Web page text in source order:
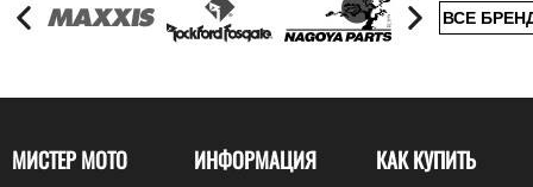
ВСЕ
МИСТЕР МОТО ИНФОРМАЦИЯ КАК КУПИТЬ